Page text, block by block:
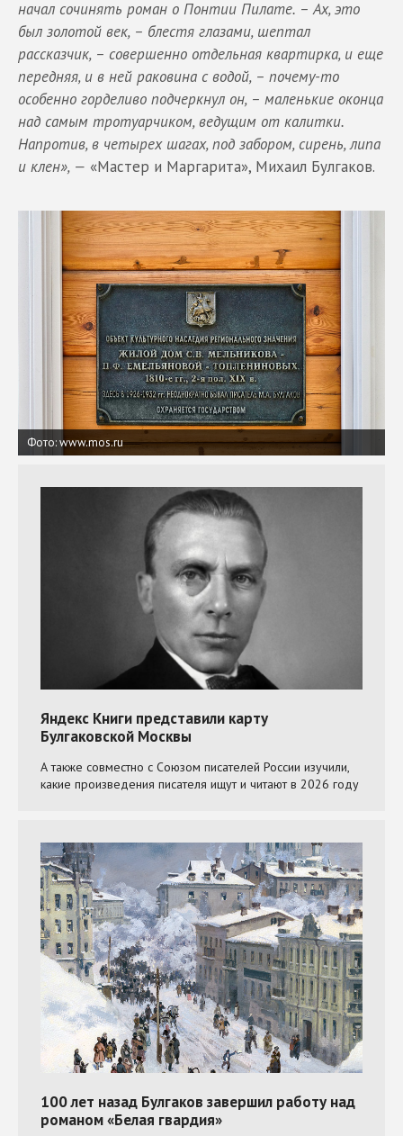
начал сочинять роман о Понтии Пилате. – Ах, это
был золотой век, – блестя глазами, шептал
рассказчик, – совершенно отдельная квартирка, и еще
передняя, и в ней раковина с водой, – почему-то
особенно горделиво подчеркнул он, – маленькие оконца
над самым тротуарчиком, ведущим от калитки.
Напротив, в четырех шагах, под забором, сирень, липа
и клен», — «Мастер и Маргарита», Михаил Булгаков.
Фото: www.mos.ru